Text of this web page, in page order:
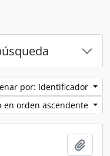
por: Identificador
en orden ascendente